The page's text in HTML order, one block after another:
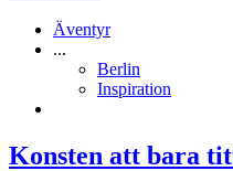
Äventyr
...
Berlin
Inspiration
Konsten att bara